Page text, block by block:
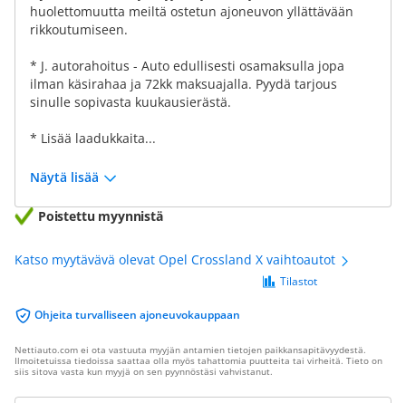
huolettomuutta meiltä ostetun ajoneuvon yllättävään
rikkoutumiseen.
* J. autorahoitus - Auto edullisesti osamaksulla jopa
ilman käsirahaa ja 72kk maksuajalla. Pyydä tarjous
sinulle sopivasta kuukausierästä.
* Lisää laadukkaita...
Näytä lisää
Poistettu myynnistä
Katso myytävävä olevat Opel Crossland X vaihtoautot
Ohjeita turvalliseen ajoneuvokauppaan
Tilastot
Nettiauto.com ei ota vastuuta myyjän antamien tietojen paikkansapitävyydestä.
Ilmoitetuissa tiedoissa saattaa olla myös tahattomia puutteita tai virheitä. Tieto on
siis sitova vasta kun myyjä on sen pyynnöstäsi vahvistanut.